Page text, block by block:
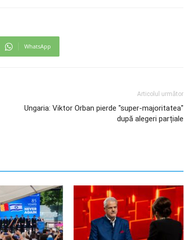
WhatsApp
Articolul următor
Ungaria: Viktor Orban pierde "super-majoritatea"
după alegeri parțiale